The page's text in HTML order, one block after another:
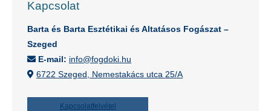
Kapcsolat
Barta és Barta Esztétikai és Altatásos Fogászat –
Szeged
E-mail: info@fogdoki.hu
6722 Szeged, Nemestakács utca 25/A
Kapcsolatfelvétel